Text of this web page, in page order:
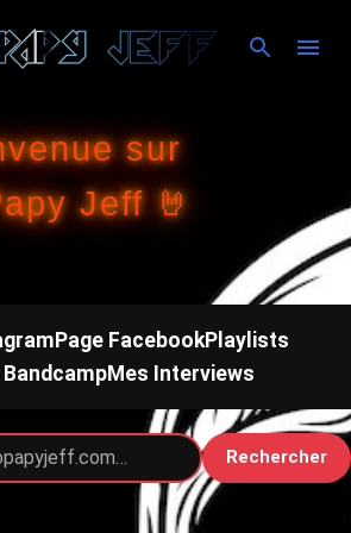
au contenu principal
sur
Jeff 🤘
Page FacebookPlaylists
BandcampMes Interviews
Rechercher